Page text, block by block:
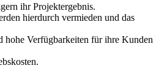
ihr Projektergebnis.
hierdurch vermieden und das
hohe Verfügbarkeiten für ihre Kunden